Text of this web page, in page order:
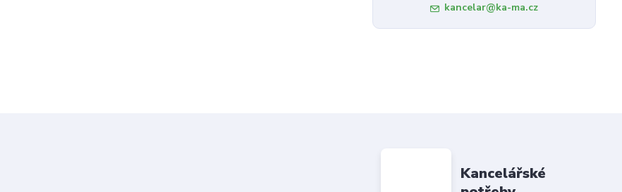
kancelar@ka-ma.cz
Kancelářské